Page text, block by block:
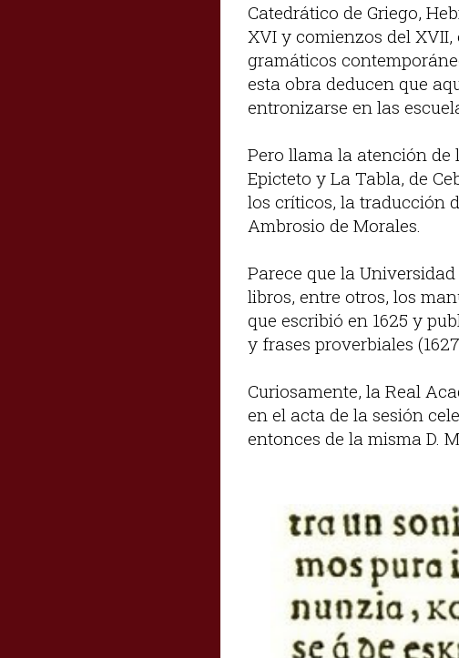
Catedrático de Griego,
XVI y comienzos del
gramáticos
esta obra deducen que
entronizarse en las
Pero llama la atención de
Epicteto y La Tabla, de
los críticos, la traducción
Ambrosio de Morales.
Parece que la
libros, entre otros, los
que escribió en 1625 y
y frases proverbiales
Curiosamente, la Real
en el acta de la sesión
entonces de la misma D.